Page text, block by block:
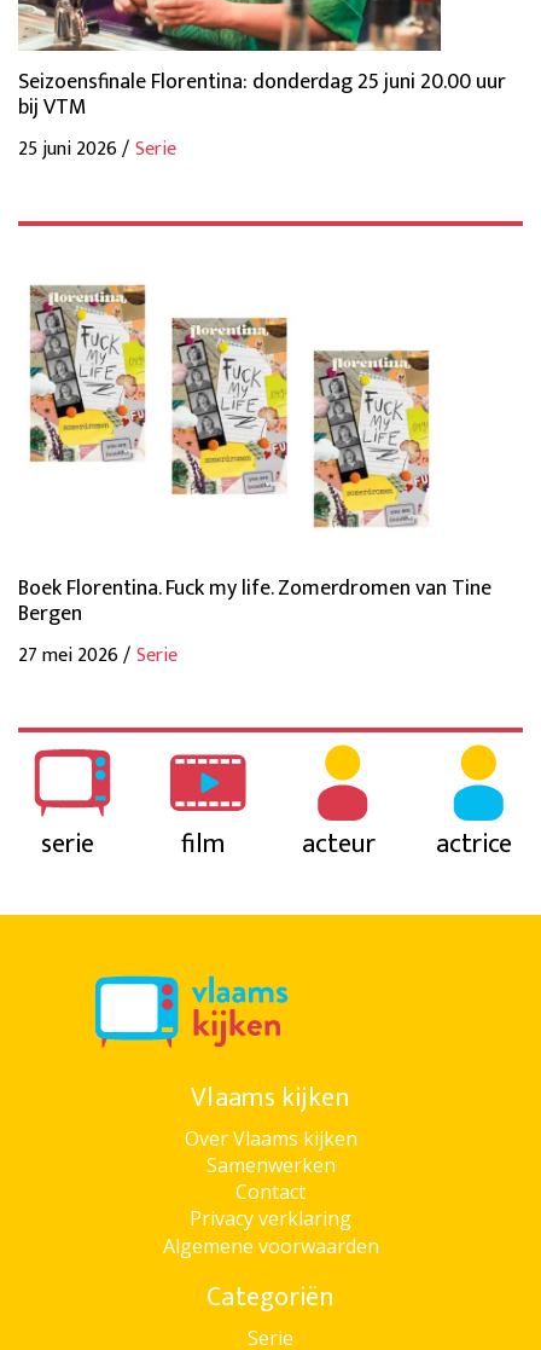
Seizoensfinale Florentina: donderdag 25 juni 20.00 uur
bij VTM
25 juni 2026 /Serie
Boek Florentina. Fuck my life. Zomerdromen van Tine
Bergen
27 mei 2026 /Serie
serie film acteur actrice
Vlaams kijken
Over Vlaams kijken
Samenwerken
Contact
Privacy verklaring
Algemene voorwaarden
Categoriën
Serie